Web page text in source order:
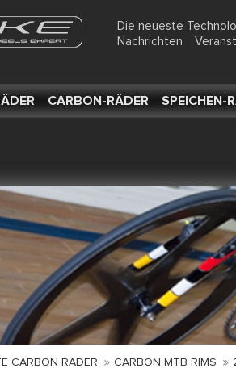
Die neueste
Nachrichten
CARBON-RÄDER SPEICHEN-
CARBON RÄDER CARBON MTB RIMS